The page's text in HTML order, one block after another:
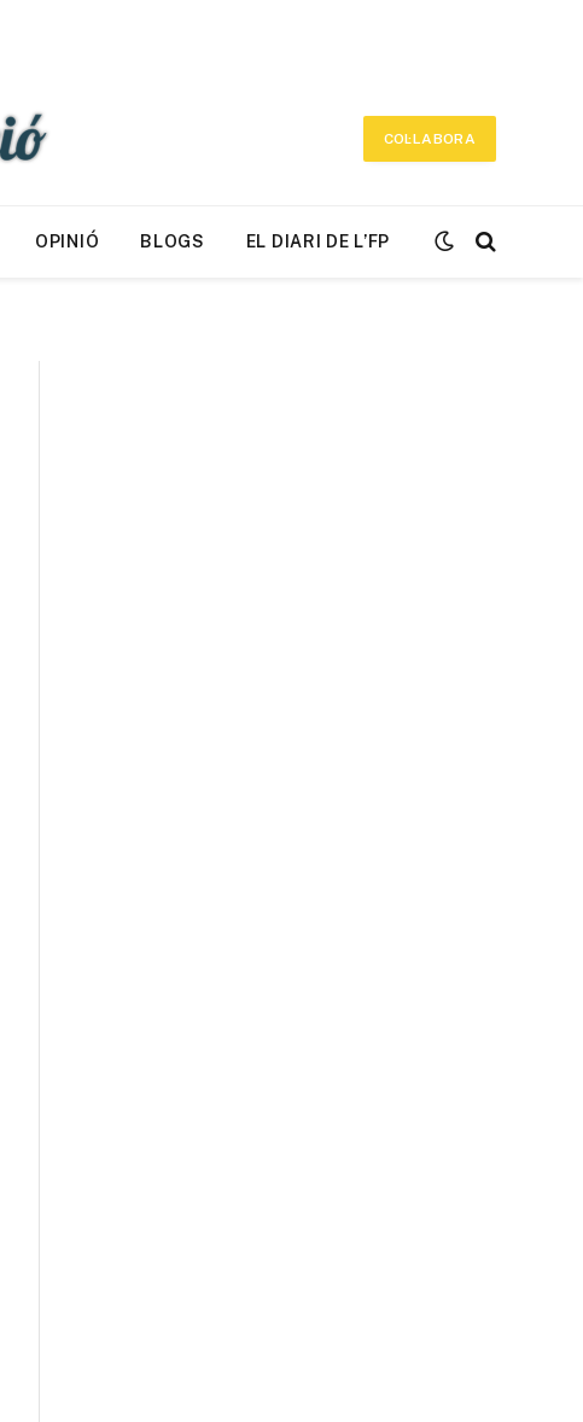
COL·LABORA
OPINIÓ BLOGS EL DIARI DE L’FP